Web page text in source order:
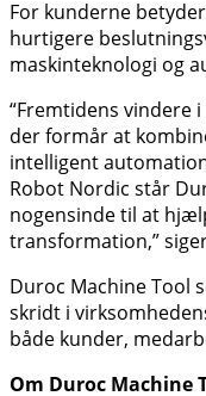
For kunderne
hurtigere
maskinteknologi og
“Fremtidens vindere
der formår at
intelligent
Robot Nordic står
nogensinde til at
transformation,”
Duroc Machine Tool
skridt i
både kunder,
Om Duroc Machine